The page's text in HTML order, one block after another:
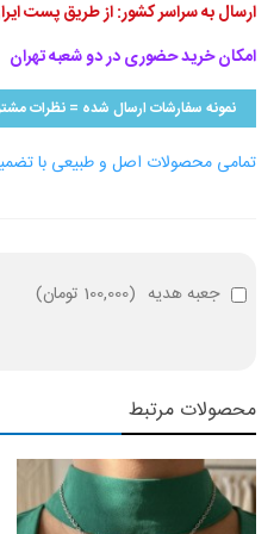
ارسال به سراسر کشور: از طریق پست
امکان خرید حضوری در دو شعبه تهران
نمونه سفارشات ارسال شده = نظرات
تمامی محصولات اصل و طبیعی با
جعبه هدیه (100,000 تومان )
محصولات مرتبط